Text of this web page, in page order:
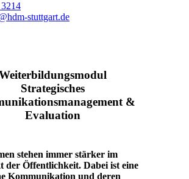
stuttgart.de
Strategisches
&
Evaluation
stehen immer stärker im
der Öffentlichkeit. Dabei ist eine
Kommunikation und deren